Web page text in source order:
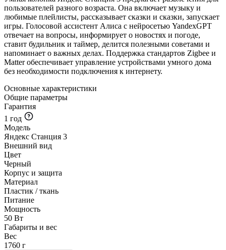
пользователей разного возраста. Она включает музыку и
любимые плейлисты, рассказывает сказки и сказки, запускает
игры. Голосовой ассистент Алиса с нейросетью YandexGPT
отвечает на вопросы, информирует о новостях и погоде,
ставит будильник и таймер, делится полезными советами и
напоминает о важных делах. Поддержка стандартов Zigbee и
Matter обеспечивает управление устройствами умного дома
без необходимости подключения к интернету.
Основные характеристики
Общие параметры
Гарантия
1 год
Модель
Яндекс Станция 3
Внешний вид
Цвет
Черный
Корпус и защита
Материал
Пластик / ткань
Питание
Мощность
50 Вт
Габариты и вес
Вес
1760 г